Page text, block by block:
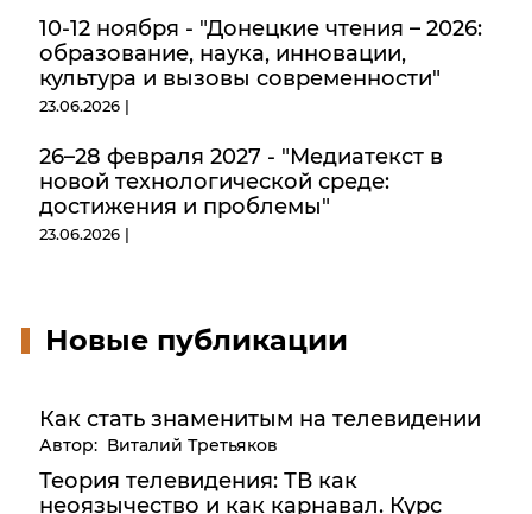
10-12 ноября - "Донецкие чтения – 2026:
образование, наука, инновации,
культура и вызовы современности"
23.06.2026 |
26–28 февраля 2027 - "Медиатекст в
новой технологической среде:
достижения и проблемы"
23.06.2026 |
Новые публикации
Как стать знаменитым на телевидении
Автор: Виталий Третьяков
Теория телевидения: ТВ как
неоязычество и как карнавал. Курс